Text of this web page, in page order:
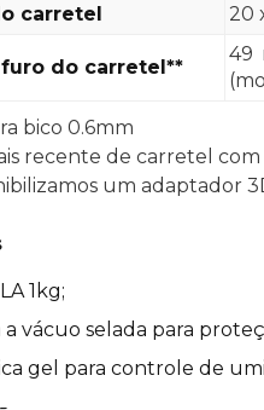
carretel
20
do carretel**
49
bico 0.6mm
recente de carretel
um adaptador
1kg;
vácuo selada para
gel para controle de